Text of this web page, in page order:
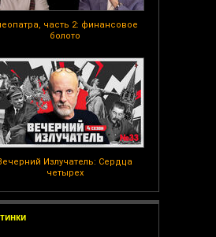
часть 2: финансовое
болото
Излучатель: Сердца
четырех